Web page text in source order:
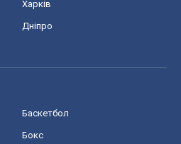
Харків
Дніпро
Баскетбол
Бокс